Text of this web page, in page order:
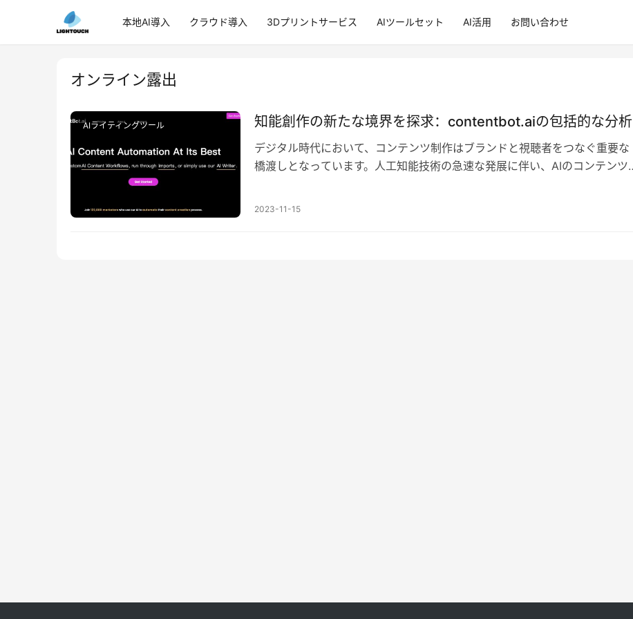
本地AI導入 クラウド導入 3Dプリントサービス AIツールセット AI活用 お問い合わせ
オンライン露出
AIライティングツール 知能創作の新たな境界を探求：contentbot.aiの包括的な分析
デジタル時代において、コンテンツ制作はブランドと視聴者をつなぐ重要な
橋渡しとなっています。人工知能技術の急速な発展に伴い、AIのコンテンツ
2023-11-15